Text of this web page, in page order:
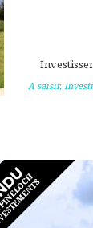
A saisir,